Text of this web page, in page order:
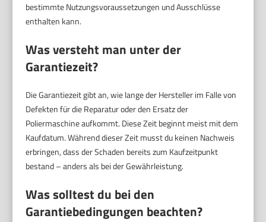
bestimmte Nutzungsvoraussetzungen und Ausschlüsse
enthalten kann.
Was versteht man unter der
Garantiezeit?
Die Garantiezeit gibt an, wie lange der Hersteller im Falle von
Defekten für die Reparatur oder den Ersatz der
Poliermaschine aufkommt. Diese Zeit beginnt meist mit dem
Kaufdatum. Während dieser Zeit musst du keinen Nachweis
erbringen, dass der Schaden bereits zum Kaufzeitpunkt
bestand – anders als bei der Gewährleistung.
Was solltest du bei den
Garantiebedingungen beachten?